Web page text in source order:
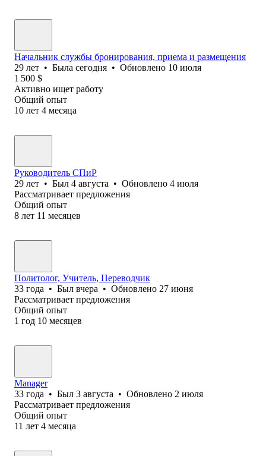
Начальник службы бронирования, приема и размещения
29 лет • Была сегодня • Обновлено 10 июля
1 500 $
Активно ищет работу
Общий опыт
10 лет 4 месяца
Руководитель СПиР
29 лет • Был 4 августа • Обновлено 4 июля
Рассматривает предложения
Общий опыт
8 лет 11 месяцев
Политолог, Учитель, Переводчик
33 года • Был вчера • Обновлено 27 июня
Рассматривает предложения
Общий опыт
1 год 10 месяцев
Manager
33 года • Был 3 августа • Обновлено 2 июля
Рассматривает предложения
Общий опыт
11 лет 4 месяца